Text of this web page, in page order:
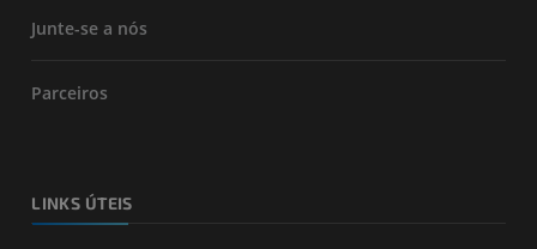
Junte-se a nós
Parceiros
LINKS ÚTEIS